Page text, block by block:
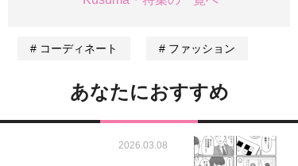
コーディネート ファッション
あなたにおすすめ
2026.03.08